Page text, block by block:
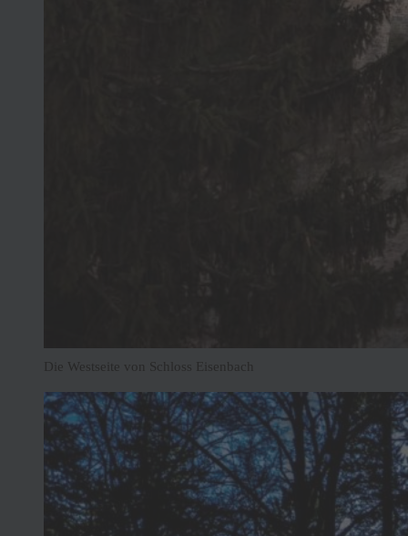
Die Westseite von Schloss Eisenbach